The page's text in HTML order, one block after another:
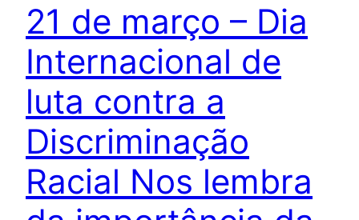
21 de março – Dia
Internacional de
luta contra a
Discriminação
Racial Nos lembra